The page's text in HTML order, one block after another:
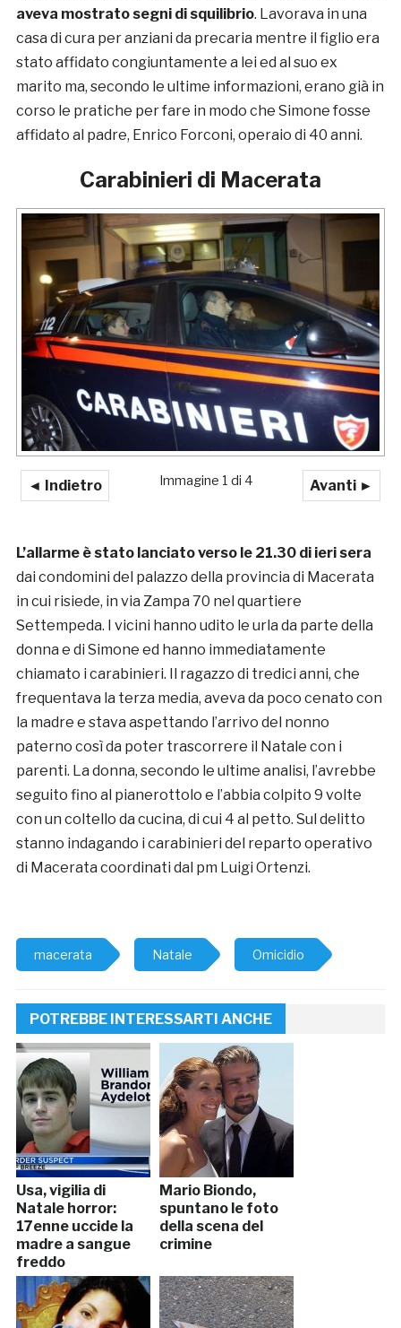
aveva mostrato segni di squilibrio. Lavorava in una
casa di cura per anziani da precaria mentre il figlio era
stato affidato congiuntamente a lei ed al suo ex
marito ma, secondo le ultime informazioni, erano già in
corso le pratiche per fare in modo che Simone fosse
affidato al padre, Enrico Forconi, operaio di 40 anni.
Carabinieri di Macerata
◄ Indietro Avanti ►
Immagine 1 di 4
L’allarme è stato lanciato verso le 21.30 di ieri sera
dai condomini del palazzo della provincia di Macerata
in cui risiede, in via Zampa 70 nel quartiere
Settempeda. I vicini hanno udito le urla da parte della
donna e di Simone ed hanno immediatamente
chiamato i carabinieri. Il ragazzo di tredici anni, che
frequentava la terza media, aveva da poco cenato con
la madre e stava aspettando l’arrivo del nonno
paterno così da poter trascorrere il Natale con i
parenti. La donna, secondo le ultime analisi, l’avrebbe
seguito fino al pianerottolo e l’abbia colpito 9 volte
con un coltello da cucina, di cui 4 al petto. Sul delitto
stanno indagando i carabinieri del reparto operativo
di Macerata coordinati dal pm Luigi Ortenzi.
macerata Natale Omicidio
POTREBBE INTERESSARTI ANCHE
Usa, vigilia di
Natale horror:
17enne uccide la
madre a sangue
freddo
Mario Biondo,
spuntano le foto
della scena del
crimine